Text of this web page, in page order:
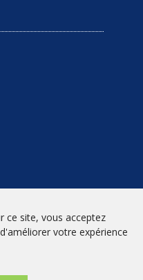
ce site, vous acceptez
votre expérience